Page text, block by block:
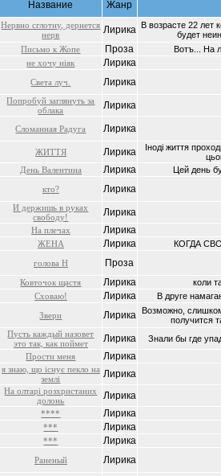
Название Жанр
Нервно сглотну, дернется
нерв
Лирика В возрасте 22 лет
будет
Письмо к Жопе
Проза
Вотъ... На
не хочу ніяк
Лирика
Света луч. Лирика
Попробуй заглянуть за
облака
Лирика
Сломанная Радуга Лирика
ЖИТТЯ Лирика
Іноді життя
День Валентина
Лирика
Цей день
кто?
Лирика
И держишь в руках
свободу!
Лирика
На плечах Лирика
ЖЕНА Лирика
КОГДА
голова Н
Проза
Ковточок щастя Лирика
коли
Сховаю!
Лирика
В друге
Звери
Лирика
Возможно,
получится
Пусть каждый назовет
это так, как поймет
Лирика
Знали бы где
Прости меня
Лирика
я знаю, що існує пекло на
землі
Лирика
На олтарі розхристаних
долонь
Лирика
**** Лирика
*** Лирика
*** Лирика
Раненый Лирика